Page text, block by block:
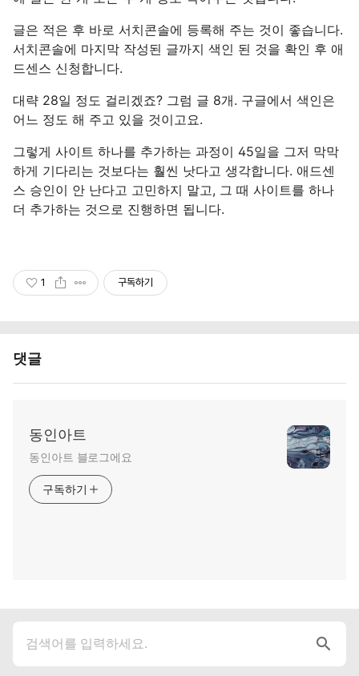
글은 적은 후 바로 서치콘솔에 등록해 주는 것이 좋습니다.
서치콘솔에 마지막 작성된 글까지 색인 된 것을 확인 후 애
드센스 신청합니다.
대략 28일 정도 걸리겠죠? 그럼 글 8개. 구글에서 색인은
어느 정도 해 주고 있을 것이고요.
그렇게 사이트 하나를 추가하는 과정이 45일을 그저 막막
하게 기다리는 것보다는 훨씬 낫다고 생각합니다. 애드센
스 승인이 안 난다고 고민하지 말고, 그 때 사이트를 하나
더 추가하는 것으로 진행하면 됩니다.
1 구독하기
댓글
동인아트
동인아트 블로그에요
구독하기